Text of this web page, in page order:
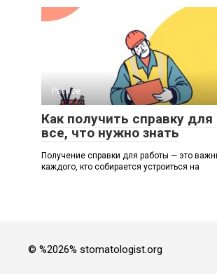
Разное
Как получить справку
все, что нужно знать
Получение справки для работы — это
каждого, кто собирается устроиться на
© %2026% stomatologist.org